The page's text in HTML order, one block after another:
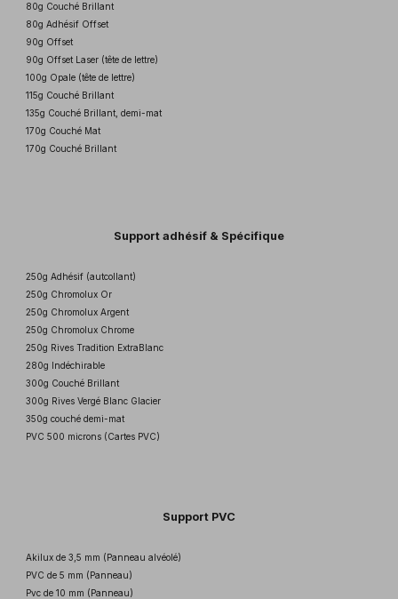
80g Couché Brillant
80g Adhésif Offset
90g Offset
90g Offset Laser (tête de lettre)
100g Opale (tête de lettre)
115g Couché Brillant
135g Couché Brillant, demi-mat
170g Couché Mat
170g Couché Brillant
Support adhésif & Spécifique
250g Adhésif (autcollant)
250g Chromolux Or
250g Chromolux Argent
250g Chromolux Chrome
250g Rives Tradition ExtraBlanc
280g Indéchirable
300g Couché Brillant
300g Rives Vergé Blanc Glacier
350g couché demi-mat
PVC 500 microns (Cartes PVC)
Support PVC
Akilux de 3,5 mm (Panneau alvéolé)
PVC de 5 mm (Panneau)
Pvc de 10 mm (Panneau)